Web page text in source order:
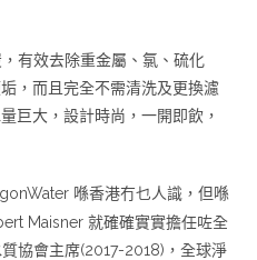
有效去除重金屬、氯、硫化
，而且完全不需清洗及更換濾
巨大，設計時尚，一開即飲，
喺香港冇乜人識，但喺
Maisner 就確確實實擔任咗全
協會主席(2017-2018)，全球淨